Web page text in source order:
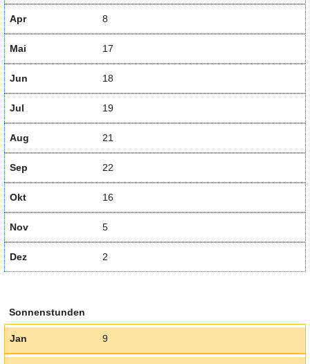
Apr 8
Mai 17
Jun 18
Jul 19
Aug 21
Sep 22
Okt 16
Nov 5
Dez 2
Sonnenstunden
Jan 9